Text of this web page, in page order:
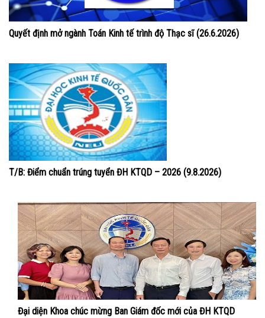
Quyết định mở ngành Toán Kinh tế trình độ Thạc sĩ (26.6.2026)
T/B: Điểm chuẩn trúng tuyển ĐH KTQD – 2026 (9.8.2026)
Đại diện Khoa chúc mừng Ban Giám đốc mới của ĐH KTQD